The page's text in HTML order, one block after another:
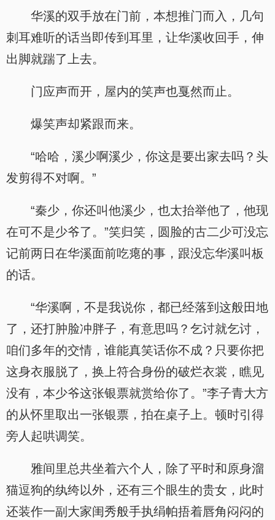
华溪的双手放在门前，本想推门而入，几句
刺耳难听的话当即传到耳里，让华溪收回手，伸
出脚就踹了上去。
门应声而开，屋内的笑声也戛然而止。
爆笑声却紧跟而来。
“哈哈，溪少啊溪少，你这是要出家去吗？头
发剪得不对啊。”
“秦少，你还叫他溪少，也太抬举他了，他现
在可不是少爷了。”笑归笑，圆脸的古二少可没忘
记前两日在华溪面前吃瘪的事，跟没忘华溪叫板
的话。
“华溪啊，不是我说你，都已经落到这般田地
了，还打肿脸冲胖子，有意思吗？乞讨就乞讨，
咱们多年的交情，谁能真笑话你不成？只要你把
这身衣服脱了，换上符合身份的破烂衣裳，瞧见
没有，本少爷这张银票就赏给你了。”李子青大方
的从怀里取出一张银票，拍在桌子上。顿时引得
旁人起哄调笑。
雅间里总共坐着六个人，除了平时和原身溜
猫逗狗的纨绔以外，还有三个眼生的贵女，此时
还装作一副大家闺秀般手执绢帕捂着唇角闷闷的